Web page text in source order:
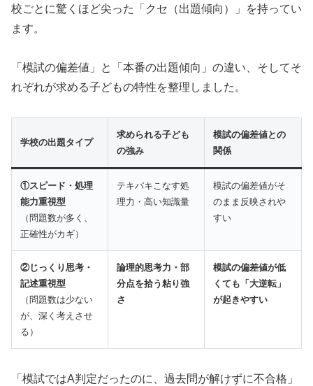
校ごとに驚くほど尖った「クセ（出題傾向）」を持ってい
ます。
「模試の偏差値」と「本番の出題傾向」の違い、そしてそ
れぞれが求める子どもの特性を整理しました。
学校の出題タイプ
求められる子ども
の強み
模試の偏差値との
関係
①スピード・処理
能力重視型
（問題数が多く、
正確性がカギ）
テキパキこなす処
理力・高い知識量
模試の偏差値がそ
のまま反映されや
すい
②じっくり思考・
記述重視型
（問題数は少ない
が、深く考えさせ
る）
論理的思考力・部
分点を拾う粘り強
さ
模試の偏差値が低
くても「大逆転」
が起きやすい
「模試ではA判定だったのに、過去問が解けずに不合格」